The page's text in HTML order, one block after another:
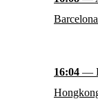
16:04 —